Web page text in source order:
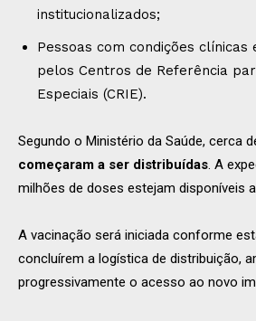
institucionalizados;
Pessoas com condições clínicas
pelos Centros de Referência
Especiais (CRIE).
Segundo o Ministério da Saúde, cerca
começaram a ser distribuídas. A
milhões de doses estejam disponíveis
A vacinação será iniciada conforme
concluírem a logística de distribuição,
progressivamente o acesso ao novo